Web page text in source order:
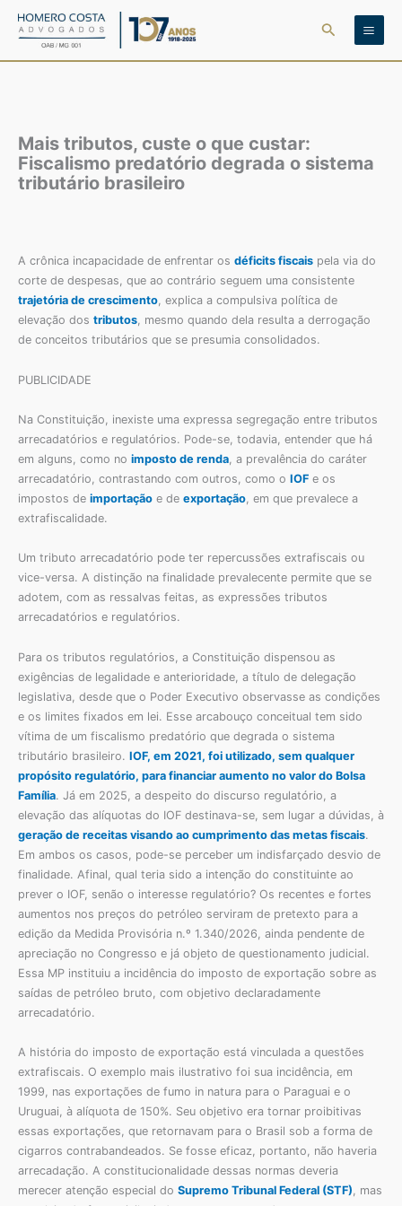
para
Pesquisar
Mais tributos, custe o que custar:
Fiscalismo predatório degrada o sistema
tributário brasileiro
A crônica incapacidade de enfrentar os déficits fiscais pela via do
corte de despesas, que ao contrário seguem uma consistente
trajetória de crescimento, explica a compulsiva política de
elevação dos tributos, mesmo quando dela resulta a derrogação
de conceitos tributários que se presumia consolidados.
PUBLICIDADE
Na Constituição, inexiste uma expressa segregação entre tributos
arrecadatórios e regulatórios. Pode-se, todavia, entender que há
em alguns, como no imposto de renda , a prevalência do caráter
arrecadatório, contrastando com outros, como o IOF e os
impostos de importação e de exportação , em que prevalece a
extrafiscalidade.
Um tributo arrecadatório pode ter repercussões extrafiscais ou
vice-versa. A distinção na finalidade prevalecente permite que se
adotem, com as ressalvas feitas, as expressões tributos
arrecadatórios e regulatórios.
Para os tributos regulatórios, a Constituição dispensou as
exigências de legalidade e anterioridade, a título de delegação
legislativa, desde que o Poder Executivo observasse as condições
e os limites fixados em lei. Esse arcabouço conceitual tem sido
vítima de um fiscalismo predatório que degrada o sistema
tributário brasileiro. IOF, em 2021, foi utilizado, sem qualquer
propósito regulatório, para financiar aumento no valor do Bolsa
Família. Já em 2025, a despeito do discurso regulatório, a
elevação das alíquotas do IOF destinava-se, sem lugar a dúvidas, à
geração de receitas visando ao cumprimento das metas fiscais.
Em ambos os casos, pode-se perceber um indisfarçado desvio de
finalidade. Afinal, qual teria sido a intenção do constituinte ao
prever o IOF, senão o interesse regulatório? Os recentes e fortes
aumentos nos preços do petróleo serviram de pretexto para a
edição da Medida Provisória n.º 1.340/2026, ainda pendente de
apreciação no Congresso e já objeto de questionamento judicial.
Essa MP instituiu a incidência do imposto de exportação sobre as
saídas de petróleo bruto, com objetivo declaradamente
arrecadatório.
A história do imposto de exportação está vinculada a questões
extrafiscais. O exemplo mais ilustrativo foi sua incidência, em
1999, nas exportações de fumo in natura para o Paraguai e o
Uruguai, à alíquota de 150%. Seu objetivo era tornar proibitivas
essas exportações, que retornavam para o Brasil sob a forma de
cigarros contrabandeados. Se fosse eficaz, portanto, não haveria
arrecadação. A constitucionalidade dessas normas deveria
merecer atenção especial do Supremo Tribunal Federal (STF) , mas